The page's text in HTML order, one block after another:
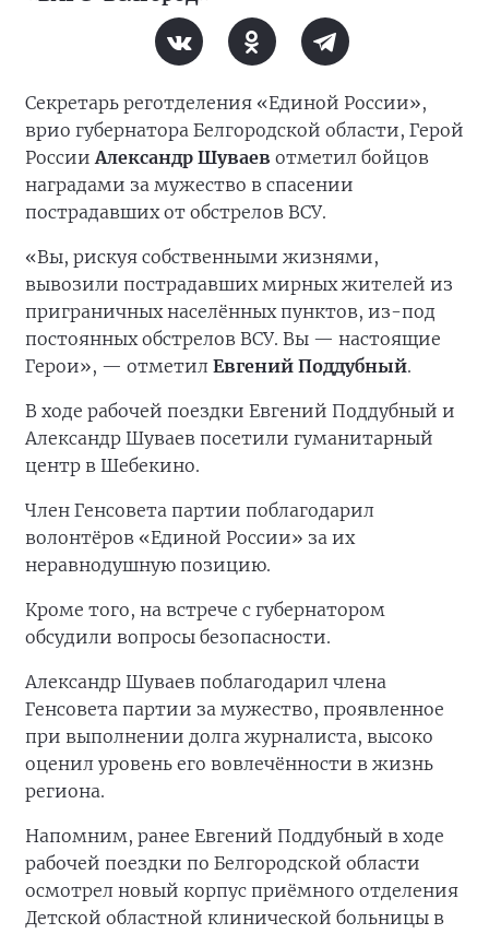
Секретарь реготделения «Единой России»,
врио губернатора Белгородской области, Герой
РоссииАлександр Шуваев отметил бойцов
наградами за мужество в спасении
пострадавших от обстрелов ВСУ.
«Вы, рискуя собственными жизнями,
вывозили пострадавших мирных жителей из
приграничных населённых пунктов, из-под
постоянных обстрелов ВСУ. Вы — настоящие
Герои», — отметил Евгений Поддубный.
В ходе рабочей поездки Евгений Поддубный и
Александр Шуваев посетили гуманитарный
центр в Шебекино.
Член Генсовета партии поблагодарил
волонтёров «Единой России» за их
неравнодушную позицию.
Кроме того, на встрече с губернатором
обсудили вопросы безопасности.
Александр Шуваев поблагодарил члена
Генсовета партии за мужество, проявленное
при выполнении долга журналиста, высоко
оценил уровень его вовлечённости в жизнь
региона.
Напомним, ранее Евгений Поддубный в ходе
рабочей поездки по Белгородской области
осмотрел новый корпус приёмного отделения
Детской областной клинической больницы в